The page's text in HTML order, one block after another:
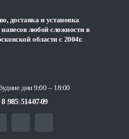
доставка и установка
навесов любой сложностив
области с 2004г.
дни 9:00 – 18:00
8(985)514-07-09